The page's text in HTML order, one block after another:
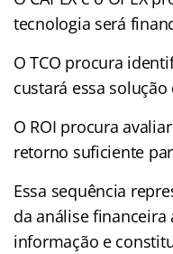
tecnologia será
O TCO procura
custará essa
O ROI procura
retorno suficiente
Essa sequência
da análise
informação e